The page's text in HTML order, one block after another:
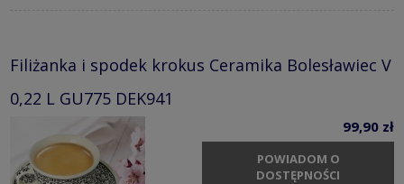
Filiżanka i spodek krokus Ceramika Bolesławiec V
0,22 L GU775 DEK941
99,90 zł
POWIADOM O
DOSTĘPNOŚCI